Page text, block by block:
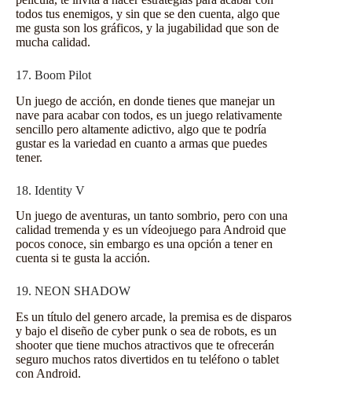
todos tus enemigos, y sin que se den cuenta, algo que
me gusta son los gráficos, y la jugabilidad que son de
mucha calidad.
17. Boom Pilot
Un juego de acción, en donde tienes que manejar un
nave para acabar con todos, es un juego relativamente
sencillo pero altamente adictivo, algo que te podría
gustar es la variedad en cuanto a armas que puedes
tener.
18. Identity V
Un juego de aventuras, un tanto sombrio, pero con una
calidad tremenda y es un vídeojuego para Android que
pocos conoce, sin embargo es una opción a tener en
cuenta si te gusta la acción.
19. NEON SHADOW
Es un título del genero arcade, la premisa es de disparos
y bajo el diseño de cyber punk o sea de robots, es un
shooter que tiene muchos atractivos que te ofrecerán
seguro muchos ratos divertidos en tu teléfono o tablet
con Android.